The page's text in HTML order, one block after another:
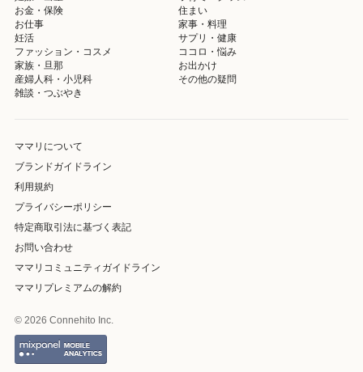
お金・保険
住まい
お仕事
家事・料理
妊活
サプリ・健康
ファッション・コスメ
ココロ・悩み
家族・旦那
お出かけ
産婦人科・小児科
その他の疑問
雑談・つぶやき
ママリについて
ブランドガイドライン
利用規約
プライバシーポリシー
特定商取引法に基づく表記
お問い合わせ
ママリコミュニティガイドライン
ママリプレミアムの解約
© 2026 Connehito Inc.